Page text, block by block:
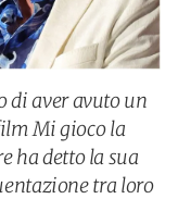
di aver avuto un
Mi gioco la
ha detto la sua
tra loro